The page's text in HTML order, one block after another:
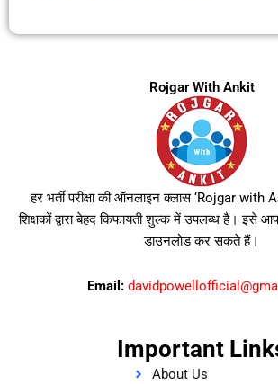
Rojgar With Ankit
हर भर्ती परीक्षा की ऑनलाइन क्लास ‘Rojgar with
शिक्षकों द्वारा बेहद किफायती शुल्क में उपलब्ध है। इसे
डाउनलोड कर सकते हैं।
Email:
Important
About Us